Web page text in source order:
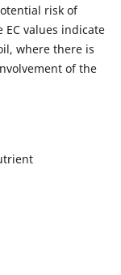
risk of
values indicate
where there is
of the